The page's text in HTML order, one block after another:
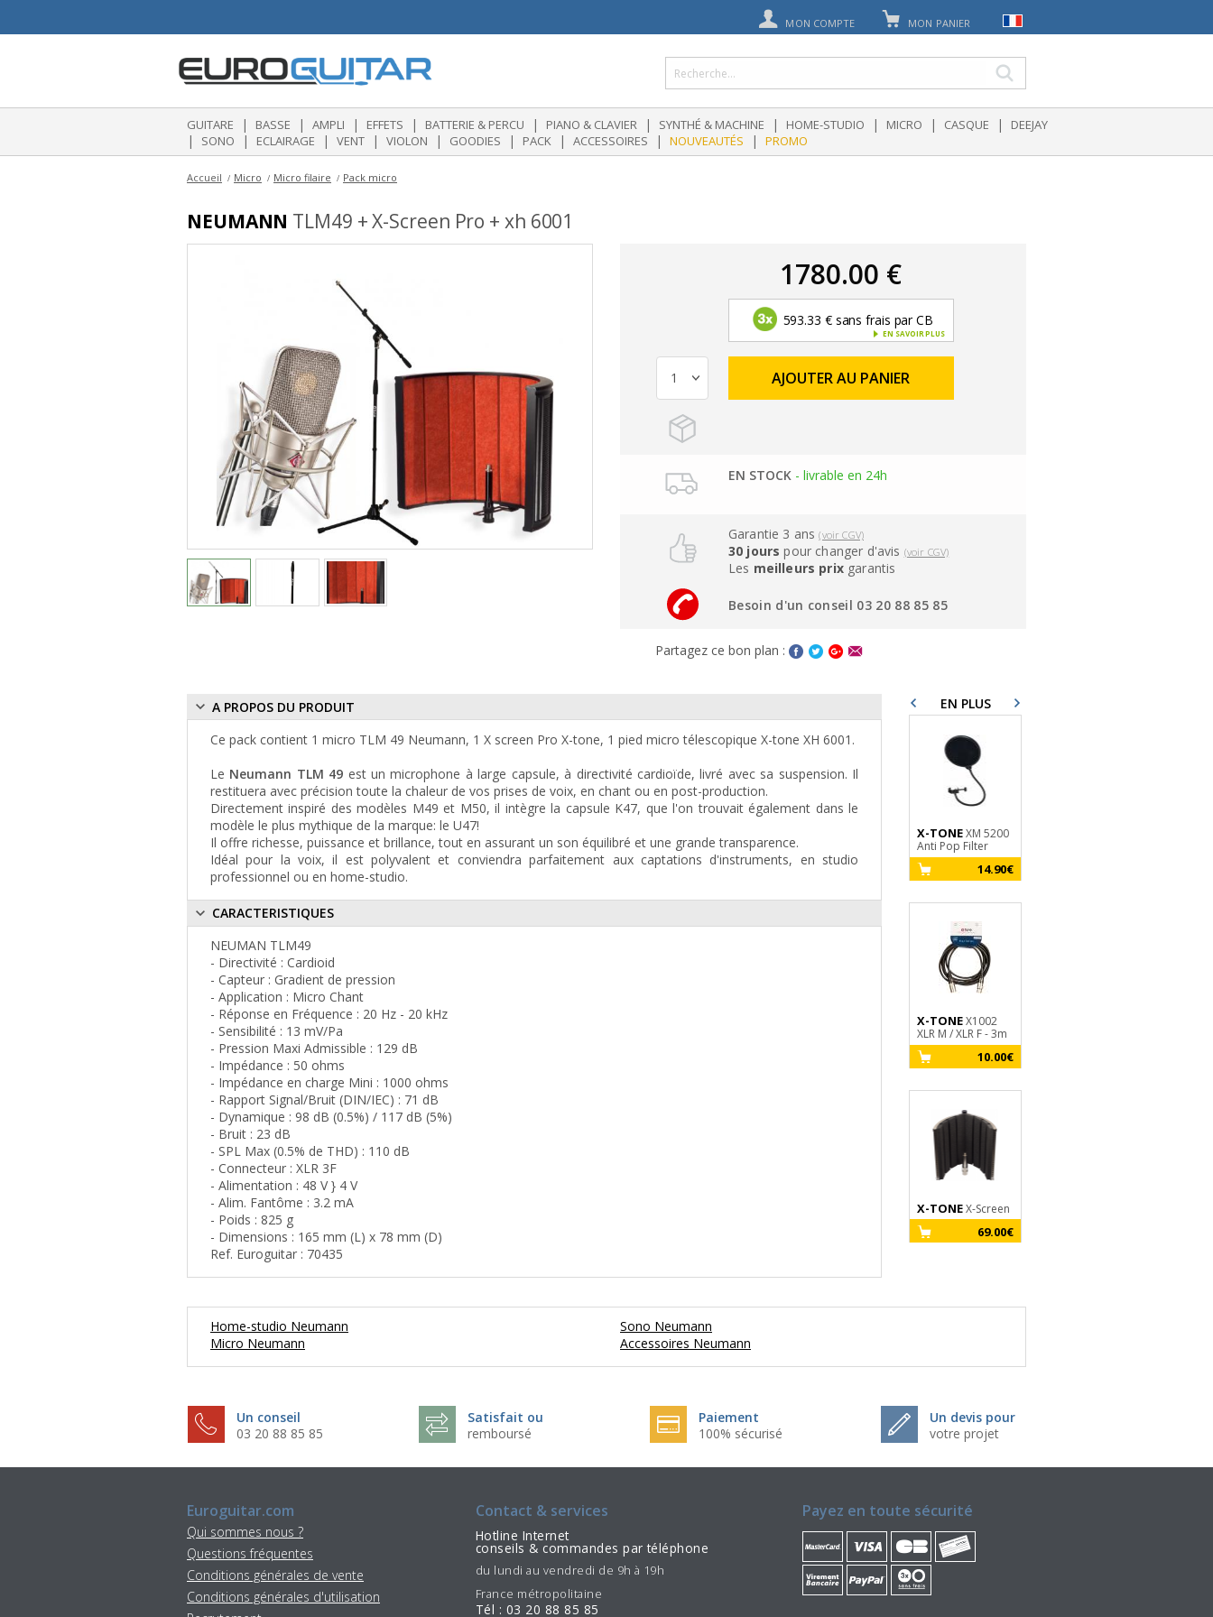
MON COMPTE MON PANIER
GUITARE | BASSE | AMPLI | EFFETS | BATTERIE & PERCU | PIANO & CLAVIER | SYNTHÉ & MACHINE | HOME-STUDIO | MICRO | CASQUE | DEEJAY
| SONO | ECLAIRAGE | VENT | VIOLON | GOODIES | PACK | ACCESSOIRES | NOUVEAUTÉS | PROMO
Accueil Micro Micro filaire Pack micro
NEUMANN TLM49 + X-Screen Pro + xh 6001
1780.00 €
593.33 € sans frais par CB
EN SAVOIR PLUS
AJOUTER AU PANIER
EN STOCK- livrable en 24h
Garantie 3 ans(voir CGV)
30 jours pour changer d'avis (voir CGV)
Les meilleurs prix garantis
Besoin d'un conseil 03 20 88 85 85
Partagez ce bon plan :
A PROPOS DU PRODUIT
Ce pack contient 1 micro TLM 49 Neumann, 1 X screen Pro X-tone, 1 pied micro télescopique X-tone XH 6001.
Le Neumann TLM 49 est un microphone à large capsule, à directivité cardioïde, livré avec sa suspension. Il
restituera avec précision toute la chaleur de vos prises de voix, en chant ou en post-production.
Directement inspiré des modèles M49 et M50, il intègre la capsule K47, que l'on trouvait également dans le
modèle le plus mythique de la marque: le U47!
Il offre richesse, puissance et brillance, tout en assurant un son équilibré et une grande transparence.
Idéal pour la voix, il est polyvalent et conviendra parfaitement aux captations d'instruments, en studio
professionnel ou en home-studio.
CARACTERISTIQUES
NEUMAN TLM49
- Directivité : Cardioid
- Capteur : Gradient de pression
- Application : Micro Chant
- Réponse en Fréquence : 20 Hz - 20 kHz
- Sensibilité : 13 mV/Pa
- Pression Maxi Admissible : 129 dB
- Impédance : 50 ohms
- Impédance en charge Mini : 1000 ohms
- Rapport Signal/Bruit (DIN/IEC) : 71 dB
- Dynamique : 98 dB (0.5%) / 117 dB (5%)
- Bruit : 23 dB
- SPL Max (0.5% de THD) : 110 dB
- Connecteur : XLR 3F
- Alimentation : 48 V } 4 V
- Alim. Fantôme : 3.2 mA
- Poids : 825 g
- Dimensions : 165 mm (L) x 78 mm (D)
Ref. Euroguitar : 70435
EN PLUS
X-TONEXM 5200
Anti Pop Filter
14.90€
X-TONEX1002
XLR M / XLR F - 3m
10.00€
X-TONEX-Screen
69.00€
Home-studio Neumann
Micro Neumann
Sono Neumann
Accessoires Neumann
Un conseil
03 20 88 85 85
Satisfait ou
remboursé
Paiement
100% sécurisé
Un devis pour
votre projet
Euroguitar.com
Qui sommes nous ?
Questions fréquentes
Conditions générales de vente
Conditions générales d'utilisation
Contact & services
Hotline Internet
conseils & commandes par téléphone
du lundi au vendredi de 9h à 19h
France métropolitaine
Tél : 03 20 88 85 85
Payez en toute sécurité